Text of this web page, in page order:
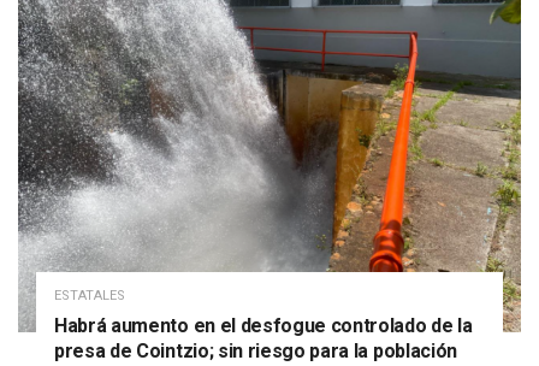
ESTATALES
Habrá aumento en el desfogue controlado de la
presa de Cointzio; sin riesgo para la población